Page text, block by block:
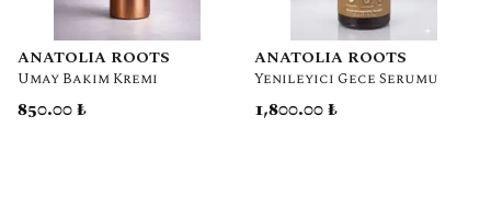
ANATOLIA ROOTS
Umay Bakım Kremi
850.00 ₺
ANATOLIA ROOTS
Yenileyici Gece Serumu
1,800.00 ₺